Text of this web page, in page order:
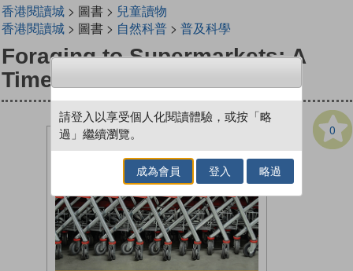
香港閱讀城> 圖書 > 兒童讀物
香港閱讀城> 圖書 > 自然科普> 普及科學
Foraging to Supermarkets: A
Timeline of Food
0
請登入以享受個人化閱讀體驗，或按「略
過」繼續瀏覽。
成為會員 登入 略過